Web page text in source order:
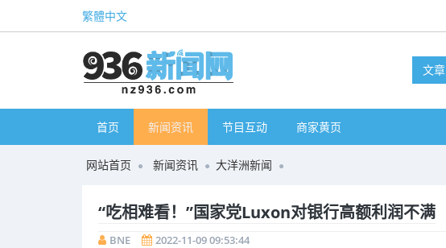
繁體中文
文章
首页 新闻资讯 节目互动 商家黄页
网站首页 新闻资讯 大洋洲新闻
“吃相难看！”国家党Luxon对银行高额利润不满
BNE 2022-11-09 09:53:44